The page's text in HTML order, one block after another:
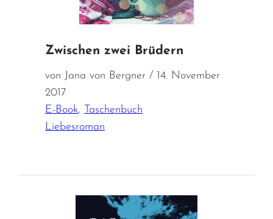
Zwischen zwei Brüdern
von Jana von Bergner / 14. November
2017
E-Book,
Taschenbuch
Liebesroman